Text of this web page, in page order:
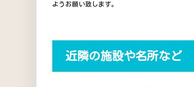
ようお願い致します。
近隣の施設や名所など